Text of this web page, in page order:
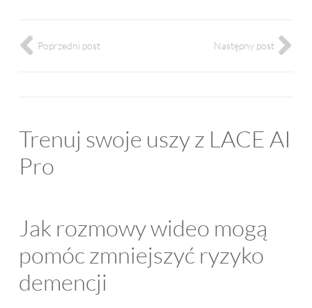
Poprzedni post Następny post
Trenuj swoje uszy z LACE AI
Pro
Jak rozmowy wideo mogą
pomóc zmniejszyć ryzyko
demencji